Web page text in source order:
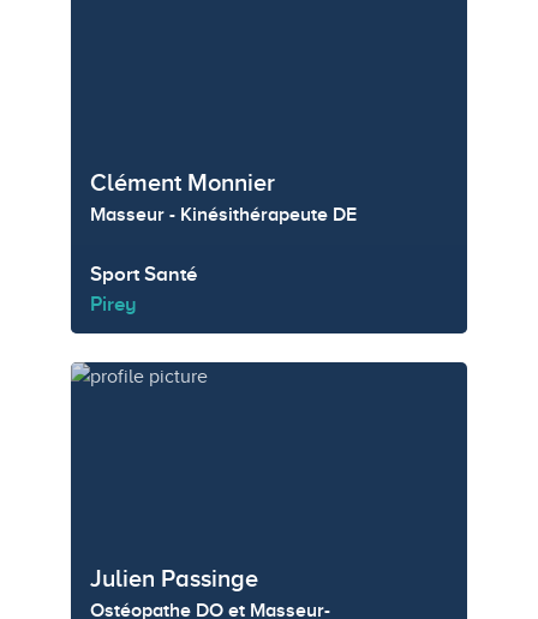
Clément Monnier
Masseur - Kinésithérapeute DE
Sport Santé
Pirey
Julien Passinge
Ostéopathe DO et Masseur-